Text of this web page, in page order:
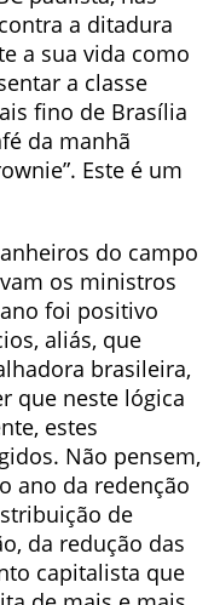
a ditadura
a sua vida como
a classe
fino de Brasília
da manhã
Este é um
do campo
os ministros
foi positivo
aliás, que
brasileira,
que neste lógica
estes
Não pensem,
ano da redenção
de
da redução das
capitalista que